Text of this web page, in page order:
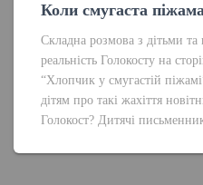
Коли смугаста
Складна розмова з дітьми
реальність Голокосту на
“Хлопчик у смугастій
дітям про такі жахіття
Голокост? Дитячі